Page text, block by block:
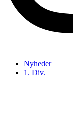
Nyheder
1. Div.